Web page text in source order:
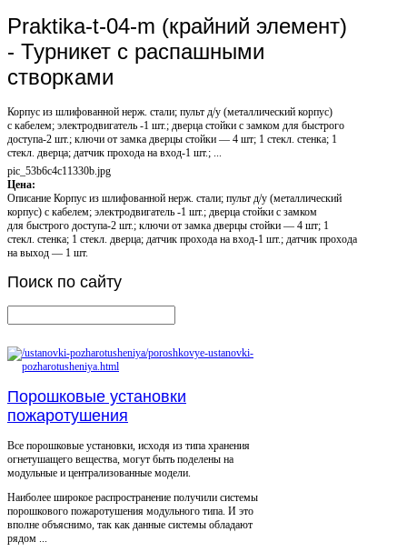
Praktika-t-04-m (крайний элемент)
- Турникет с распашными
створками
Корпус из шлифованной нерж. стали; пульт д/у (металлический корпус)
с кабелем; электродвигатель -1 шт.; дверца стойки с замком для быстрого
доступа-2 шт.; ключи от замка дверцы стойки — 4 шт; 1 стекл. стенка; 1
стекл. дверца; датчик прохода на вход-1 шт.; ...
pic_53b6c4c11330b.jpg
Цена:
Описание Корпус из шлифованной нерж. стали; пульт д/у (металлический
корпус) с кабелем; электродвигатель -1 шт.; дверца стойки с замком
для быстрого доступа-2 шт.; ключи от замка дверцы стойки — 4 шт; 1
стекл. стенка; 1 стекл. дверца; датчик прохода на вход-1 шт.; датчик прохода
на выход — 1 шт.
Поиск по сайту
Порошковые установки
пожаротушения
Все порошковые установки, исходя из типа хранения
огнетушащего вещества, могут быть поделены на
модульные и централизованные модели.
Наиболее широкое распространение получили системы
порошкового пожаротушения модульного типа. И это
вполне объяснимо, так как данные системы обладают
рядом ...